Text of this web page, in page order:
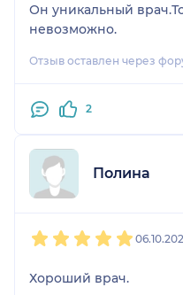
Он уникальный
невозможно.
Отзыв оставлен через
2
Полина
Хороший врач.